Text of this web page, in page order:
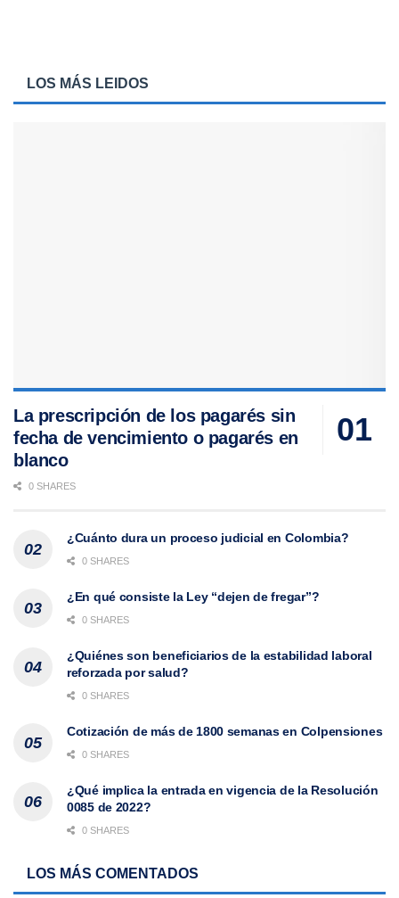
LOS MÁS LEIDOS
La prescripción de los pagarés sin
fecha de vencimiento o pagarés en
blanco
0 SHARES
¿Cuánto dura un proceso judicial en Colombia?
0 SHARES
¿En qué consiste la Ley “dejen de fregar”?
0 SHARES
¿Quiénes son beneficiarios de la estabilidad laboral
reforzada por salud?
0 SHARES
Cotización de más de 1800 semanas en Colpensiones
0 SHARES
¿Qué implica la entrada en vigencia de la Resolución
0085 de 2022?
0 SHARES
LOS MÁS COMENTADOS